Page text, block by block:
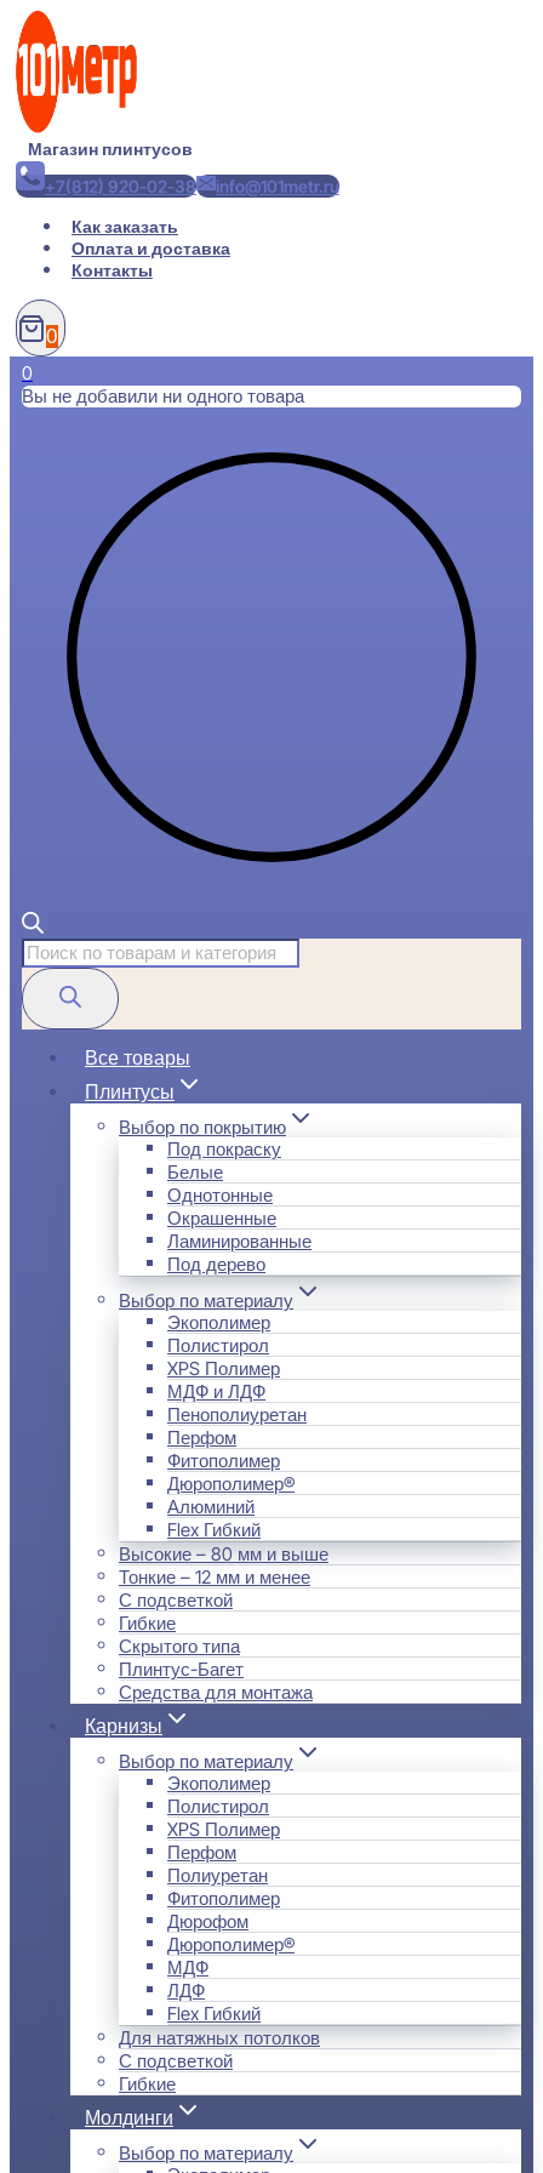
Перейти
содержимому
Магазин плинтусов
+7(812) 920-02-38
info@101metr.ru
Как заказать
Оплата и доставка
Контакты
0
0
Вы не добавили ни одного товара
Поиск
товаров
Все товары
Плинтусы
Выбор по покрытию
Под покраску
Белые
Однотонные
Окрашенные
Ламинированные
Под дерево
Выбор по материалу
Экополимер
Полистирол
XPS Полимер
МДФ и ЛДФ
Пенополиуретан
Перфом
Фитополимер
Дюрополимер®
Алюминий
Flex Гибкий
Высокие – 80 мм и выше
Тонкие – 12 мм и менее
С подсветкой
Гибкие
Скрытого типа
Плинтус-Багет
Средства для монтажа
Карнизы
Выбор по материалу
Экополимер
Полистирол
XPS Полимер
Перфом
Полиуретан
Фитополимер
Дюрофом
Дюрополимер®
МДФ
ЛДФ
Flex Гибкий
Для натяжных потолков
С подсветкой
Гибкие
Молдинги
Выбор по материалу